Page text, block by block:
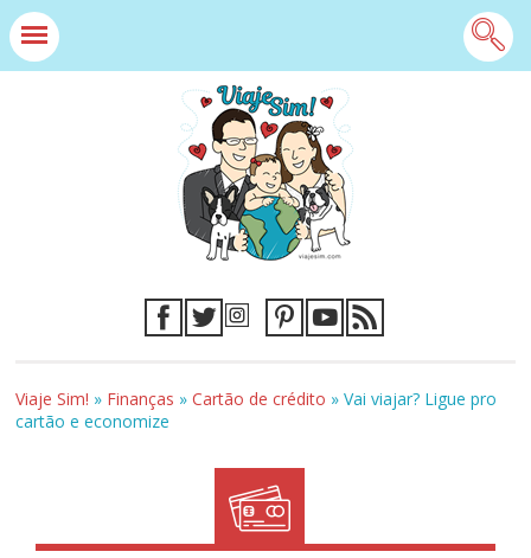
Viaje Sim! » Finanças »Cartão de crédito »Vai viajar? Ligue pro
cartão e economize